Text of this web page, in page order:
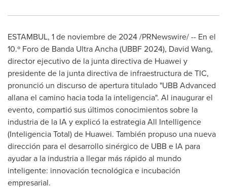
ESTAMBUL, 1 de noviembre de 2024/PRNewswire/ -- En el
10.º Foro de Banda Ultra Ancha (UBBF 2024), David Wang,
director ejecutivo de la junta directiva de Huawei y
presidente de la junta directiva de infraestructura de TIC,
pronunció un discurso de apertura titulado "UBB Advanced
allana el camino hacia toda la inteligencia". Al inaugurar el
evento, compartió sus últimos conocimientos sobre la
industria de la IA y explicó la estrategia All Intelligence
(Inteligencia Total) de Huawei. También propuso una nueva
dirección para el desarrollo sinérgico de UBB e IA para
ayudar a la industria a llegar más rápido al mundo
inteligente: innovación tecnológica e incubación
empresarial.